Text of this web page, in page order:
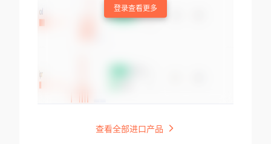
登录查看更多
查看全部进口产品